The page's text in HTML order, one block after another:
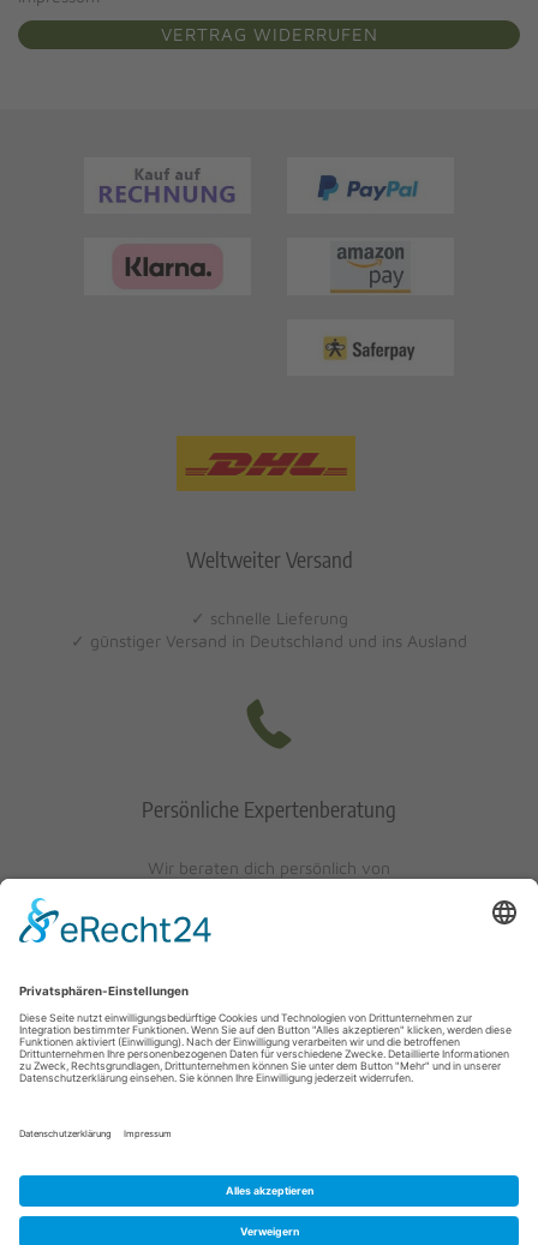
VERTRAG WIDERRUFEN
Weltweiter Versand
✓ schnelle Lieferung
✓ günstiger Versand in Deutschland und ins Ausland
Persönliche Expertenberatung
Wir beraten dich persönlich von
0621/405401-10